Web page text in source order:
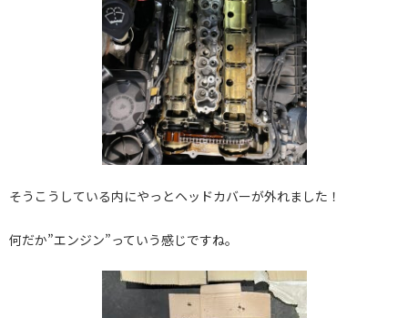
そうこうしている内にやっとヘッドカバーが外れました！
何だか”エンジン”っていう感じですね。